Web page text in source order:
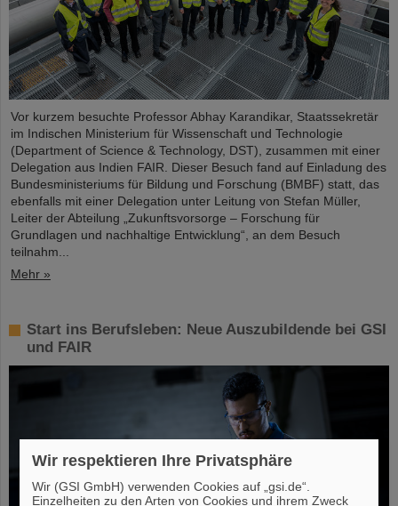
Vor kurzem besuchte Professor Abhay Karandikar, Staatssekretär
im Indischen Ministerium für Wissenschaft und Technologie
(Department of Science & Technology, DST), zusammen mit einer
Delegation aus Indien FAIR. Dieser Besuch fand auf Einladung des
Bundesministeriums für Bildung und Forschung (BMBF) statt, das
ebenfalls mit einer Delegation unter Leitung von Stefan Müller,
Leiter der Abteilung „Zukunftsvorsorge – Forschung für
Grundlagen und nachhaltige Entwicklung“, an dem Besuch
teilnahm...
Mehr »
Start ins Berufsleben: Neue Auszubildende bei GSI
und FAIR
Wir respektieren Ihre Privatsphäre
Wir (GSI GmbH) verwenden Cookies auf „gsi.de“.
Einzelheiten zu den Arten von Cookies und ihrem Zweck